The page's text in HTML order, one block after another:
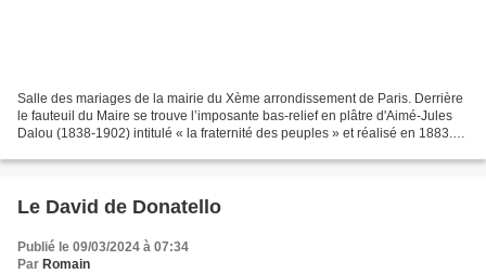
Salle des mariages de la mairie du Xème arrondissement de Paris. Derrière
le fauteuil du Maire se trouve l’imposante bas-relief en plâtre d'Aimé-Jules
Dalou (1838-1902) intitulé « la fraternité des peuples » et réalisé en 1883.
Le David de Donatello
Publié le 09/03/2024 à 07:34
Par Romain